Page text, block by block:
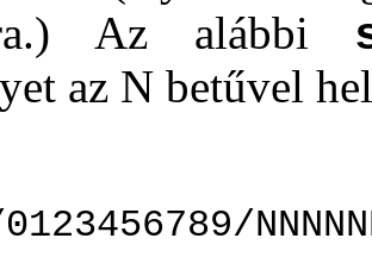
Az alábbi
az N betűvel